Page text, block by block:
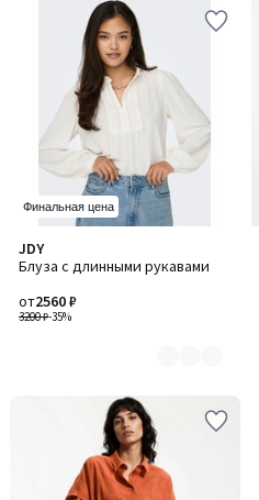
Финальная цена
JDY
Блуза с длинными рукавами
3200 ₽-35%
от2560 ₽
Количество
цветов: